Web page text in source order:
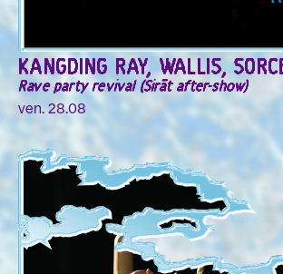
KANGDING RAY, WALLIS,
Rave party revival (Sirāt after-show)
ven. 28.08